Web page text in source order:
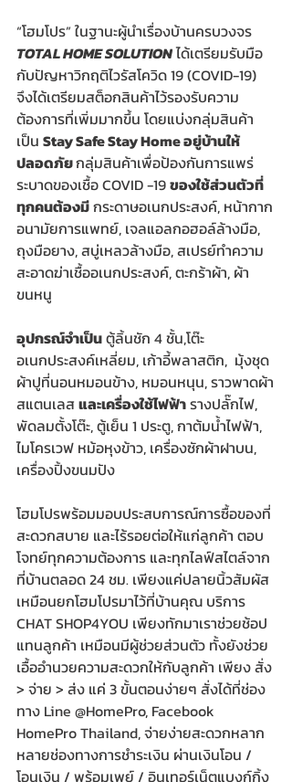
“โฮมโปร” ในฐานะผู้นำเรื่องบ้านครบวงจร
TOTAL HOME SOLUTION ได้เตรียมรับมือ
กับปัญหาวิกฤติไวรัสโควิด 19 (COVID-19)
จึงได้เตรียมสต็อกสินค้าไว้รองรับความ
ต้องการที่เพิ่มมากขึ้น โดยแบ่งกลุ่มสินค้า
เป็น Stay Safe Stay Home อยู่บ้านให้
ปลอดภัย กลุ่มสินค้าเพื่อป้องกันการแพร่
ระบาดของเชื้อ COVID -19 ของใช้ส่วนตัวที่
ทุกคนต้องมี กระดาษอเนกประสงค์, หน้ากาก
อนามัยการแพทย์, เจลแอลกอฮอล์ล้างมือ,
ถุงมือยาง, สบู่เหลวล้างมือ, สเปรย์ทำความ
สะอาดฆ่าเชื้ออเนกประสงค์, ตะกร้าผ้า, ผ้า
ขนหนู
อุปกรณ์จำเป็น ตู้ลิ้นชัก 4 ชั้น,โต๊ะ
อเนกประสงค์เหลี่ยม, เก้าอี้พลาสติก,
  มุ้งชุด
ผ้าปูที่นอนหมอนข้าง, หมอนหนุน, ราวพาดผ้า
สแตนเลส และเครื่องใช้ไฟฟ้า รางปลั๊กไฟ,
พัดลมตั้งโต๊ะ, ตู้เย็น 1 ประตู, กาต้มน้ำไฟฟ้า,
ไมโครเวฟ หม้อหุงข้าว, เครื่องซักผ้าฝาบน,
เครื่องปิ้งขนมปัง
โฮมโปรพร้อมมอบประสบการณ์การซื้อของที่
สะดวกสบาย และไร้รอยต่อให้แก่ลูกค้า ตอบ
โจทย์ทุกความต้องการ และทุกไลฟ์สไตล์จาก
ที่บ้านตลอด 24 ชม. เพียงแค่ปลายนิ้วสัมผัส
เหมือนยกโฮมโปรมาไว้ที่บ้านคุณ บริการ
CHAT SHOP4YOU เพียงทักมาเราช่วยช้อป
แทนลูกค้า เหมือนมีผู้ช่วยส่วนตัว ทั้งยังช่วย
เอื้ออำนวยความสะดวกให้กับลูกค้า เพียง สั่ง
> จ่าย > ส่ง แค่ 3 ขั้นตอนง่ายๆ สั่งได้ที่ช่อง
ทาง Line @HomePro, Facebook
HomePro Thailand, จ่ายง่ายสะดวกหลาก
หลายช่องทางการชำระเงิน ผ่านเงินโอน /
โอนเงิน / พร้อมเพย์ / อินเทอร์เน็ตแบงก์กิ้ง